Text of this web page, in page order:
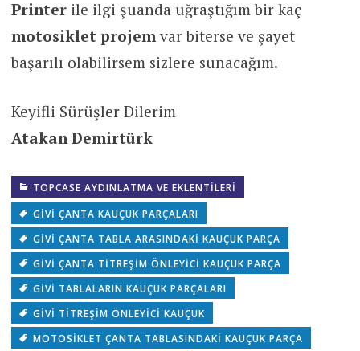
Printerile ilgi şuanda uğraştığım bir kaç
motosiklet projem var biterse ve şayet
başarılı olabilirsem sizlere sunacağım.
Keyifli Sürüşler Dilerim
Atakan Demirtürk
TOPCASE AYDINLATMA VE EKLENTILERI
GIVI ÇANTA KAUÇUK PARÇALARI
GIVI ÇANTA TABLA ARASINDAKI KAUÇUK PARÇA
GIVI ÇANTA TITREŞIM ÖNLEYICI KAUÇUK PARÇA
GIVI TABLALARIN KAUÇUK PARÇALARI
GIVI TITREŞIM ÖNLEYICI KAUÇUK
MOTOSIKLET ÇANTA TABLASINDAKI KAUÇUK PARÇA